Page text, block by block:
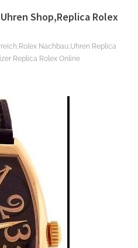
Shop,Replica Rolex
Nachbau,Uhren Replica
Replica Rolex Online